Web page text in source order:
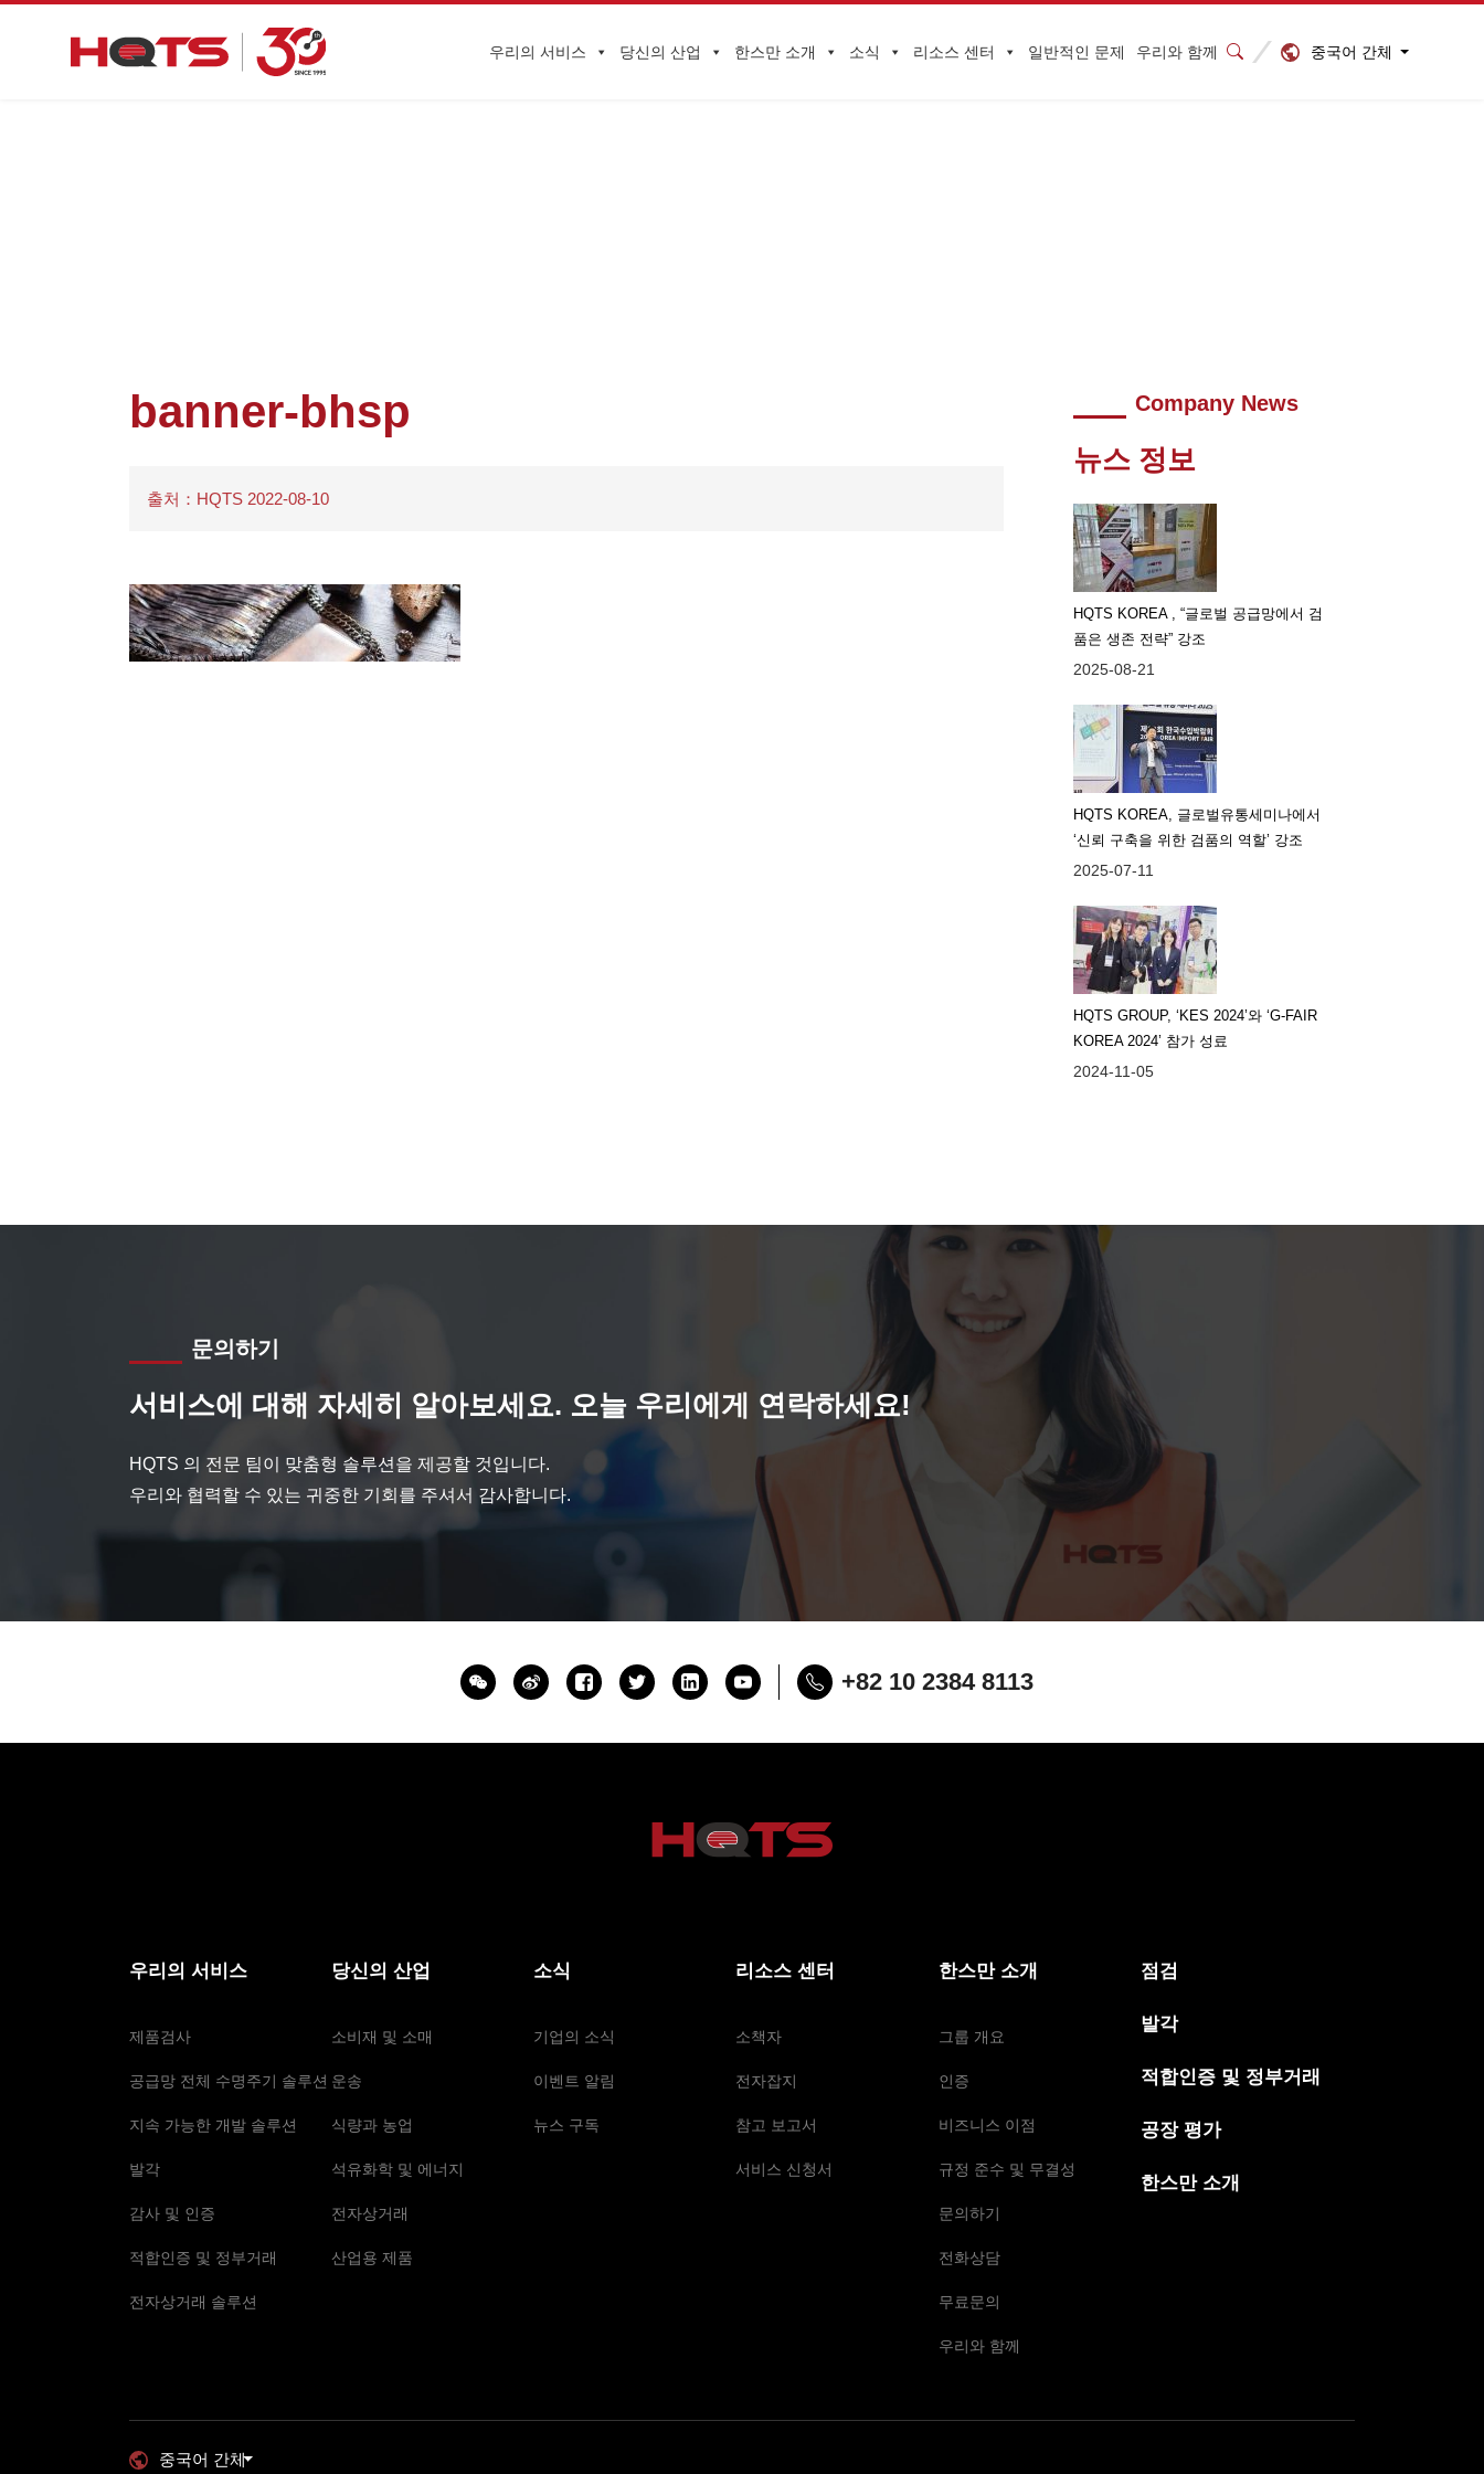
우리의 서비스 당신의 산업 한스만 소개 소식 리소스 센터 일반적인 문제 우리와 함께 중국어 간체
banner-bhsp
출처：HQTS 2022-08-10
Company News
뉴스 정보
HQTS KOREA , “글로벌 공급망에서 검
품은 생존 전략” 강조
2025-08-21
HQTS KOREA, 글로벌유통세미나에서
‘신뢰 구축을 위한 검품의 역할’ 강조
2025-07-11
HQTS GROUP, ‘KES 2024’와 ‘G-FAIR
KOREA 2024’ 참가 성료
2024-11-05
문의하기
서비스에 대해 자세히 알아보세요. 오늘 우리에게 연락하세요!
HQTS 의 전문 팀이 맞춤형 솔루션을 제공할 것입니다.
우리와 협력할 수 있는 귀중한 기회를 주셔서 감사합니다.
+82 10 2384 8113
우리의 서비스
제품검사
공급망 전체 수명주기 솔루션
지속 가능한 개발 솔루션
발각
감사 및 인증
적합인증 및 정부거래
전자상거래 솔루션
당신의 산업
소비재 및 소매
운송
식량과 농업
석유화학 및 에너지
전자상거래
산업용 제품
소식
기업의 소식
이벤트 알림
뉴스 구독
리소스 센터
소책자
전자잡지
참고 보고서
서비스 신청서
한스만 소개
그룹 개요
인증
비즈니스 이점
규정 준수 및 무결성
문의하기
전화상담
무료문의
우리와 함께
점검
발각
적합인증 및 정부거래
공장 평가
한스만 소개
중국어 간체